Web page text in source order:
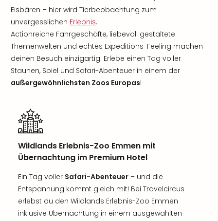
Eisbären – hier wird Tierbeobachtung zum
unvergesslichen Erlebnis.
Actionreiche Fahrgeschäfte, liebevoll gestaltete
Themenwelten und echtes Expeditions-Feeling machen
deinen Besuch einzigartig. Erlebe einen Tag voller
Staunen, Spiel und Safari-Abenteuer in einem der
außergewöhnlichsten Zoos Europas!
Wildlands Erlebnis-Zoo Emmen mit
Übernachtung im Premium Hotel
Ein Tag voller Safari-Abenteuer – und die
Entspannung kommt gleich mit! Bei Travelcircus
erlebst du den Wildlands Erlebnis-Zoo Emmen
inklusive Übernachtung in einem ausgewählten